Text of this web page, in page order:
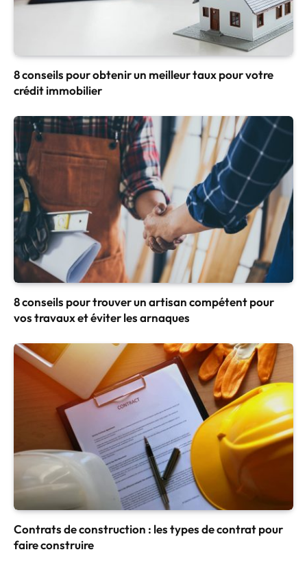
8 conseils pour obtenir un meilleur taux pour votre
crédit immobilier
8 conseils pour trouver un artisan compétent pour
vos travaux et éviter les arnaques
Contrats de construction : les types de contrat pour
faire construire